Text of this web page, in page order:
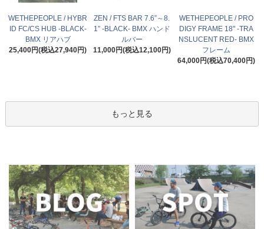
WETHEPEOPLE / HYBR
ID FC/CS HUB -BLACK-
BMX リアハブ
25,400円(税込27,940円)
ZEN / FTS BAR 7.6”～8.
1” -BLACK- BMX ハンド
ルバー
11,000円(税込12,100円)
WETHEPEOPLE / PRO
DIGY FRAME 18" -TRA
NSLUCENT RED- BMX
フレーム
64,000円(税込70,400円)
もっと見る